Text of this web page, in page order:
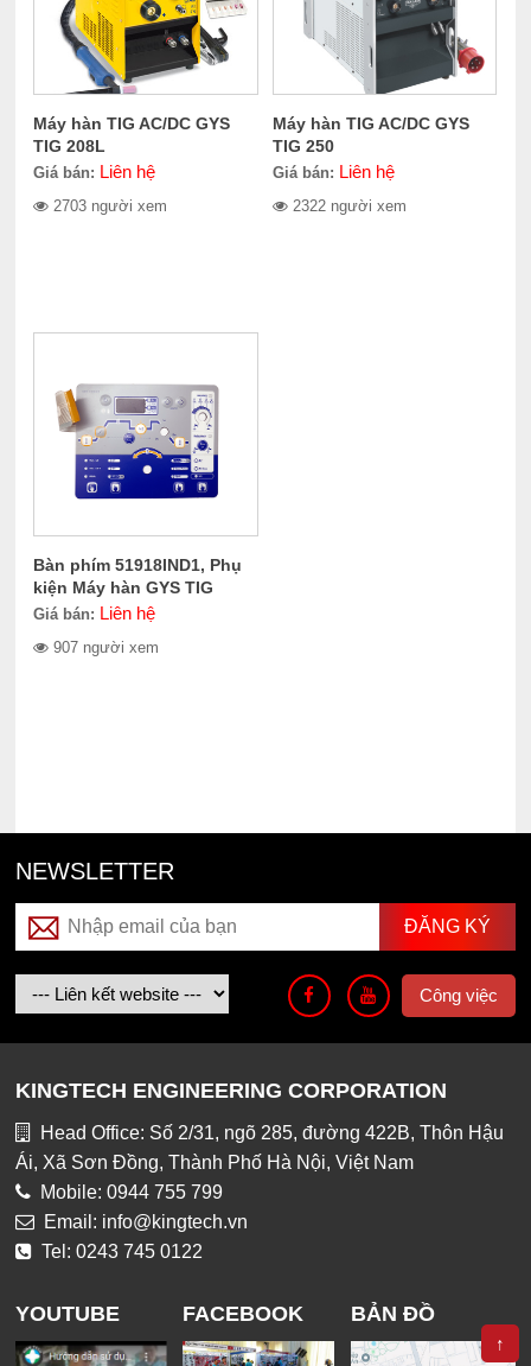
Máy hàn TIG AC/DC GYS
TIG 208L
Giá bán: Liên hệ
2703 người xem
Máy hàn TIG AC/DC GYS
TIG 250
Giá bán: Liên hệ
2322 người xem
Bàn phím 51918IND1, Phụ
kiện Máy hàn GYS TIG
Giá bán: Liên hệ
907 người xem
NEWSLETTER
Công việc
KINGTECH ENGINEERING CORPORATION
Head Office: Số 2/31, ngõ 285, đường 422B, Thôn Hậu
Ái, Xã Sơn Đồng, Thành Phố Hà Nội, Việt Nam
Mobile: 0944 755 799
Email: info@kingtech.vn
Tel: 0243 745 0122
YOUTUBE FACEBOOK BẢN ĐỒ
↑